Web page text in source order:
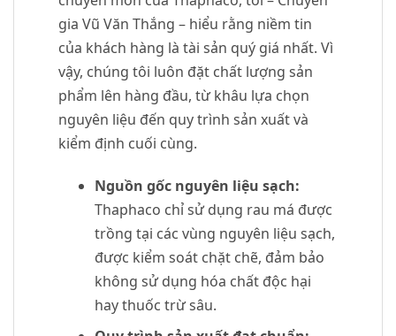
gia Vũ Văn Thắng – hiểu rằng niềm tin
của khách hàng là tài sản quý giá nhất. Vì
vậy, chúng tôi luôn đặt chất lượng sản
phẩm lên hàng đầu, từ khâu lựa chọn
nguyên liệu đến quy trình sản xuất và
kiểm định cuối cùng.
Nguồn gốc nguyên liệu sạch:
Thaphaco chỉ sử dụng rau má được
trồng tại các vùng nguyên liệu sạch,
được kiểm soát chặt chẽ, đảm bảo
không sử dụng hóa chất độc hại
hay thuốc trừ sâu.